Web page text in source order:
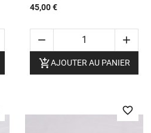
45,00 €


AJOUTER AU PANIER
favorite_border